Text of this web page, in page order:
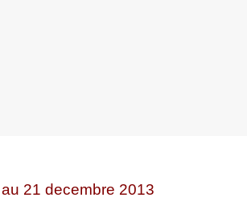
21 decembre 2013